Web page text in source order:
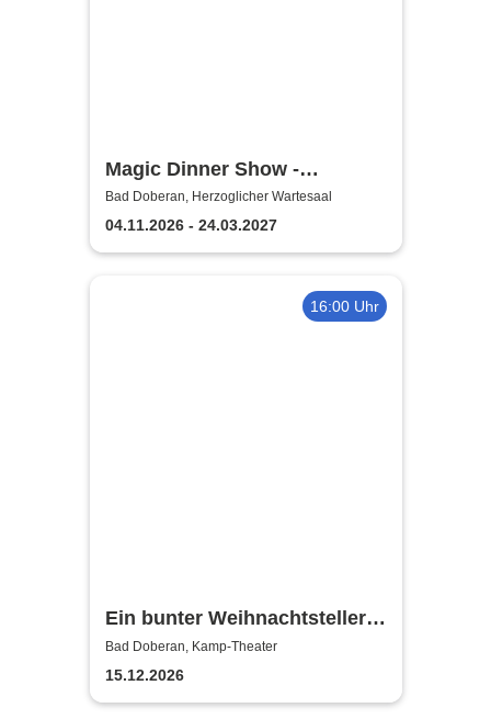
Magic Dinner Show -
Exklusive
Erlebnisgastronomie | Seit 14
Jahren & über 500 Magic
Bad Doberan, Herzoglicher Wartesaal
04.11.2026 - 24.03.2027
16:00 Uhr
Ein bunter Weihnachtsteller
mit Gitte & Klaus, Eddy & Co
Bad Doberan, Kamp-Theater
15.12.2026